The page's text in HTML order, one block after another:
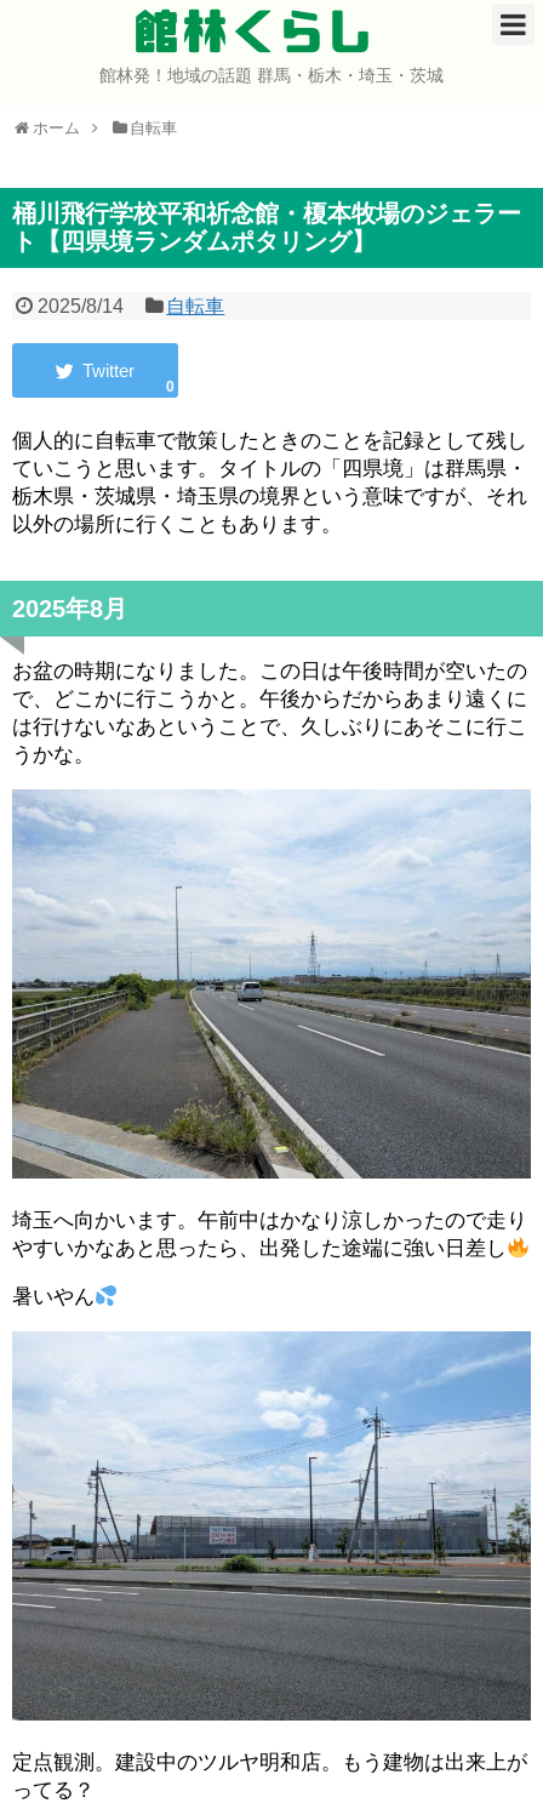
館林くらし
館林発！地域の話題 群馬・栃木・埼玉・茨城
ホーム 自転車
桶川飛行学校平和祈念館・榎本牧場のジェラー
ト【四県境ランダムポタリング】
2025/8/14 自転車
0
個人的に自転車で散策したときのことを記録として残し
ていこうと思います。タイトルの「四県境」は群馬県・
栃木県・茨城県・埼玉県の境界という意味ですが、それ
以外の場所に行くこともあります。
2025年8月
お盆の時期になりました。この日は午後時間が空いたの
で、どこかに行こうかと。午後からだからあまり遠くに
は行けないなあということで、久しぶりにあそこに行こ
うかな。
埼玉へ向かいます。午前中はかなり涼しかったので走り
やすいかなあと思ったら、出発した途端に強い日差し
暑いやん
定点観測。建設中のツルヤ明和店。もう建物は出来上が
ってる？
ホーム
イベント
グルメ
コミュニティ
宇宙よりも遠い場所